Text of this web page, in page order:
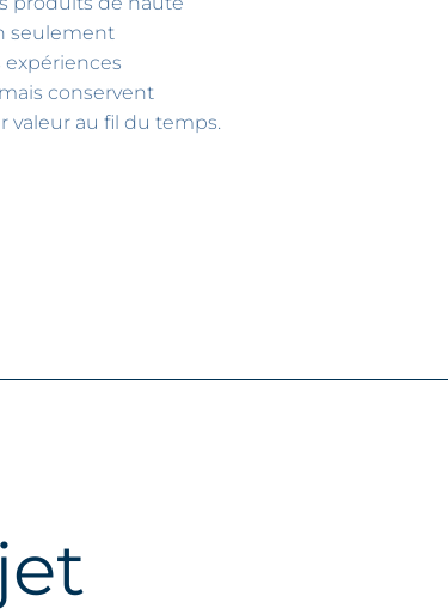
seulement
expériences
conservent
valeur au fil du temps.